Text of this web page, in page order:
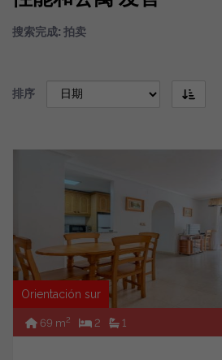
搜索完成: 拍卖
排序
Orientación sur
69 m2 2 1